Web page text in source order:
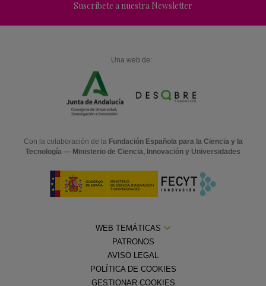
Suscríbete a nuestra Newsletter
Una web de:
Con la colaboración de la Fundación Española para la Ciencia y la
Tecnología — Ministerio de Ciencia, Innovación y Universidades
WEB TEMÁTICAS
PATRONOS
AVISO LEGAL
POLÍTICA DE COOKIES
GESTIONAR COOKIES